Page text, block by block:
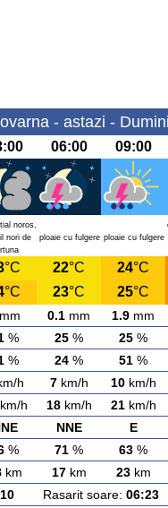
- astazi -
06:00 09:00
noros,
nori de
ploaie cu fulgere ploaie cu fulgere
°C 22°C 24°C
°C 23°C 25°C
mm 0.1 mm 1.9 mm
% 25 % 25 %
% 24 % 51 %
h 7km/h 10km/h
h 18km/h 21km/h
NNE E
% 71 % 63 %
km 17km 23km
10Rasarit soare: 06:23